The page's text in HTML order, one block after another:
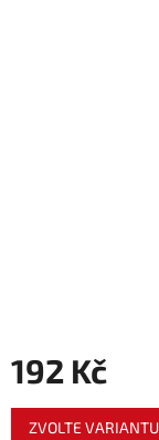
192 Kč
Měrná
cena:
ZVOLTE VARIANTU